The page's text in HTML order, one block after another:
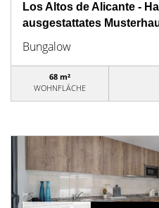
Los Altos de Alicante -
ausgestattates
Bungalow
68 m²
WOHNFLÄCHE